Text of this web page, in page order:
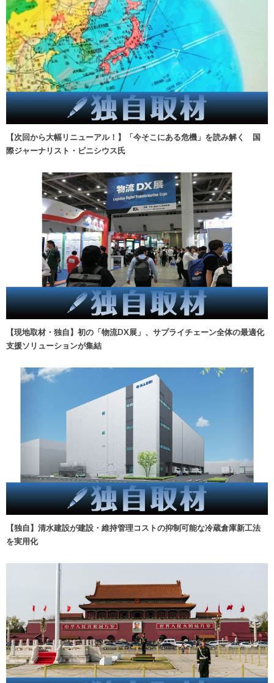
【次回から大幅リニューアル！】「今そこにある危機」を読み解く 国
際ジャーナリスト・ビニシウス氏
【現地取材・独自】初の「物流DX展」、サプライチェーン全体の最適化
支援ソリューションが集結
【独自】清水建設が建設・維持管理コストの抑制可能な冷蔵倉庫新工法
を実用化